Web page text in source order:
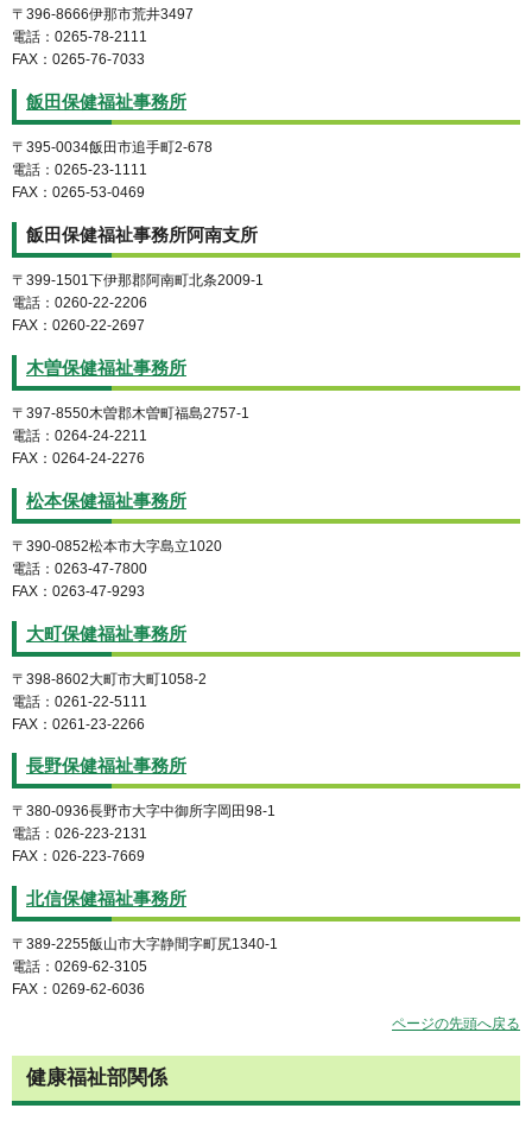
〒396-8666伊那市荒井3497
電話：0265-78-2111
FAX：0265-76-7033
飯田保健福祉事務所
〒395-0034飯田市追手町2-678
電話：0265-23-1111
FAX：0265-53-0469
飯田保健福祉事務所阿南支所
〒399-1501下伊那郡阿南町北条2009-1
電話：0260-22-2206
FAX：0260-22-2697
木曽保健福祉事務所
〒397-8550木曽郡木曽町福島2757-1
電話：0264-24-2211
FAX：0264-24-2276
松本保健福祉事務所
〒390-0852松本市大字島立1020
電話：0263-47-7800
FAX：0263-47-9293
大町保健福祉事務所
〒398-8602大町市大町1058-2
電話：0261-22-5111
FAX：0261-23-2266
長野保健福祉事務所
〒380-0936長野市大字中御所字岡田98-1
電話：026-223-2131
FAX：026-223-7669
北信保健福祉事務所
〒389-2255飯山市大字静間字町尻1340-1
電話：0269-62-3105
FAX：0269-62-6036
ページの先頭へ戻る
健康福祉部関係